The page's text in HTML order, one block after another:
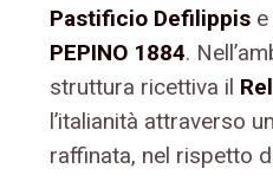
Pastificio Defilippis
PEPINO 1884.
struttura ricettiva il
l’italianità attraverso
raffinata, nel rispetto